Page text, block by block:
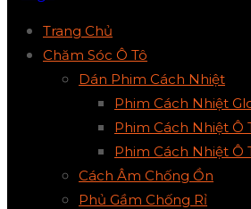
Trang Chủ
Chăm Sóc Ô Tô
Dán Phim Cách Nhiệt
Phim Cách Nhiệt
Phim Cách Nhiệt Ô
Phim Cách Nhiệt Ô
Cách Âm Chống Ồn
Phủ Gầm Chống Rỉ